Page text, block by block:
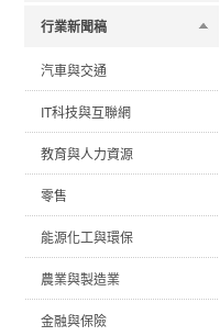
行業新聞稿
汽車與交通
IT科技與互聯網
教育與人力資源
零售
能源化工與環保
農業與製造業
金融與保險